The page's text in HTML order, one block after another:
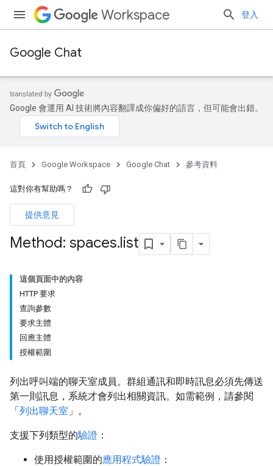
Workspace 登入
Google Chat
Google 會運用 AI 技術將內容翻譯成你偏好的語言，但可能會出錯。
首頁 Google Workspace Google Chat 參考資料
這對你有幫助嗎？
提供意見
Method: spaces.list
這個頁面中的內容
HTTP 要求
查詢參數
要求主體
回應主體
授權範圍
列出呼叫端的聊天室成員。群組通訊和即時訊息必須先傳送
第一則訊息，系統才會列出相關資訊。如需範例，請參閱
「列出聊天室 」。
支援下列類型的驗證 ：
使用授權範圍的應用程式驗證 ：